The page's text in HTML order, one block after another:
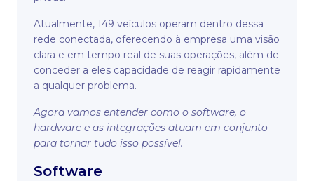
Atualmente, 149 veículos operam dentro dessa
rede conectada, oferecendo à empresa uma visão
clara e em tempo real de suas operações, além de
conceder a eles capacidade de reagir rapidamente
a qualquer problema.
Agora vamos entender como o software, o
hardware e as integrações atuam em conjunto
para tornar tudo isso possível.
Software